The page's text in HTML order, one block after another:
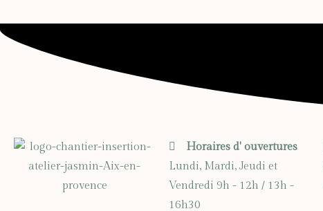
Horaires d' ouvertures
Lundi, Mardi, Jeudi et
Vendredi 9h - 12h / 13h -
16h30